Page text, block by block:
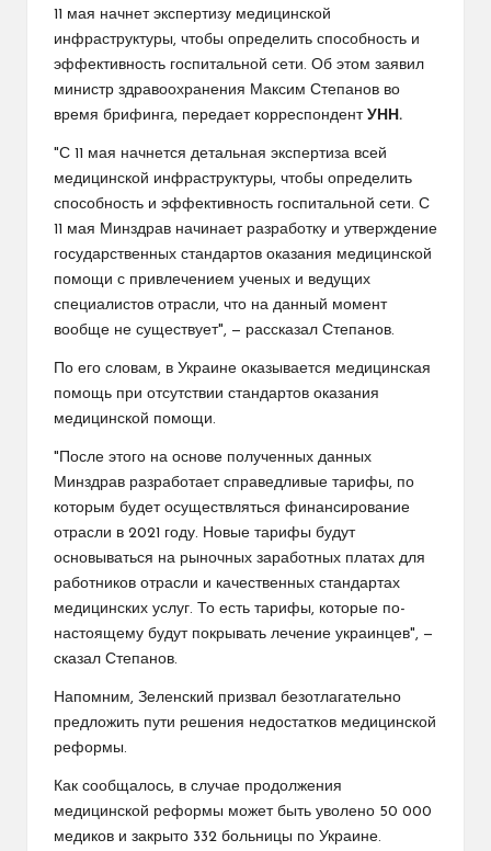
11 мая начнет экспертизу медицинской
инфраструктуры, чтобы определить способность и
эффективность госпитальной сети. Об этом заявил
министр здравоохранения Максим Степанов во
время брифинга, передает корреспондентУНН.
"С 11 мая начнется детальная экспертиза всей
медицинской инфраструктуры, чтобы определить
способность и эффективность госпитальной сети. С
11 мая Минздрав начинает разработку и утверждение
государственных стандартов оказания медицинской
помощи с привлечением ученых и ведущих
специалистов отрасли, что на данный момент
вообще не существует", — рассказал Степанов.
По его словам, в Украине оказывается медицинская
помощь при отсутствии стандартов оказания
медицинской помощи.
"После этого на основе полученных данных
Минздрав разработает справедливые тарифы, по
которым будет осуществляться финансирование
отрасли в 2021 году. Новые тарифы будут
основываться на рыночных заработных платах для
работников отрасли и качественных стандартах
медицинских услуг. То есть тарифы, которые по-
настоящему будут покрывать лечение украинцев", —
сказал Степанов.
Напомним, Зеленский призвал безотлагательно
предложить пути решения недостатков медицинской
реформы.
Как сообщалось, в случае продолжения
медицинской реформы может быть уволено 50 000
медиков и закрыто 332 больницы по Украине.